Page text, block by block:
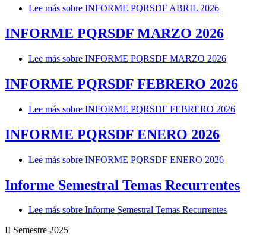
Lee más sobre INFORME PQRSDF ABRIL 2026
INFORME PQRSDF MARZO 2026
Lee más sobre INFORME PQRSDF MARZO 2026
INFORME PQRSDF FEBRERO 2026
Lee más sobre INFORME PQRSDF FEBRERO 2026
INFORME PQRSDF ENERO 2026
Lee más sobre INFORME PQRSDF ENERO 2026
Informe Semestral Temas Recurrentes
Lee más sobre Informe Semestral Temas Recurrentes
II Semestre 2025